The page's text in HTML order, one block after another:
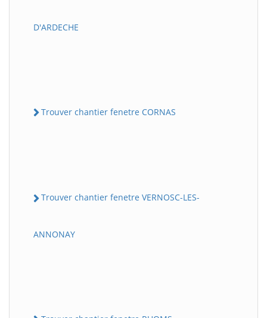
D'ARDECHE
Trouver chantier fenetre CORNAS
Trouver chantier fenetre VERNOSC-LES-
ANNONAY